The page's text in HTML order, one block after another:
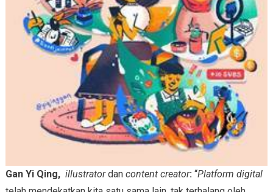
Gan Yi Qing, illustratordancontent creator: “Platform digital